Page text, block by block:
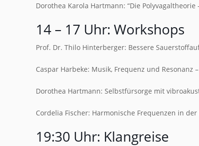
Dorothea Karola Hartmann: “Die
14 – 17 Uhr: Workshops
Prof. Dr. Thilo Hinterberger: Bessere
Caspar Harbeke: Musik, Frequenz und
Dorothea Hartmann: Selbstfürsorge mit
Cordelia Fischer: Harmonische Frequenzen in
19:30 Uhr: Klangreise